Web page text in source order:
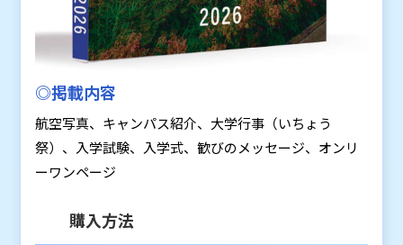
◎掲載内容
航空写真、キャンパス紹介、大学行事（いちょう
祭）、入学試験、入学式、歓びのメッセージ、オンリ
ーワンページ
購入方法